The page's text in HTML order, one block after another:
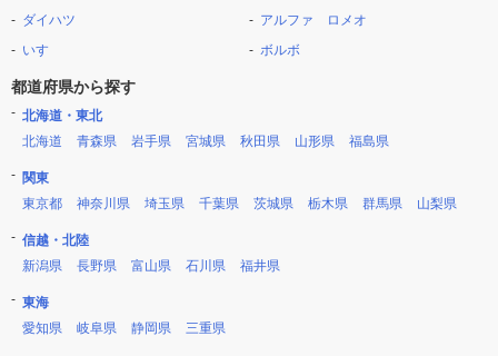
ダイハツ
いすゞ
アルファ ロメオ
ボルボ
都道府県から探す
北海道・東北
北海道
青森県 岩手県 宮城県 秋田県 山形県 福島県
関東
東京都
神奈川県 埼玉県 千葉県 茨城県 栃木県 群馬県 山梨県
信越・北陸
新潟県
長野県 富山県 石川県 福井県
東海
愛知県
岐阜県 静岡県 三重県